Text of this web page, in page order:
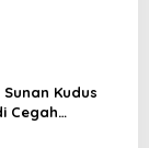
Sunan Kudus
Cegah